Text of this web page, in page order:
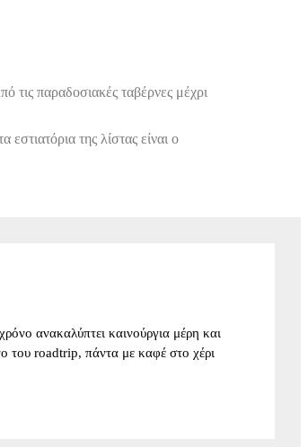
τις παραδοσιακές ταβέρνες μέχρι
της λίστας είναι ο
ανακαλύπτει καινούργια μέρη και
του roadtrip, πάντα με καφέ στο χέρι